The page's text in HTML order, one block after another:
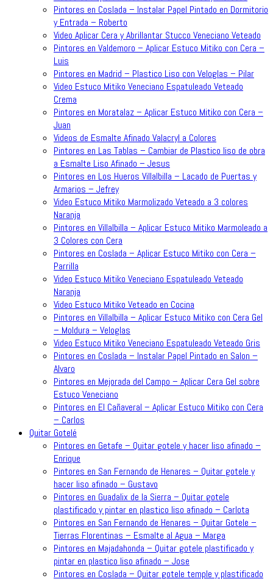
Pintores en Coslada – Instalar Papel Pintado en Dormitorio
y Entrada – Roberto
Video Aplicar Cera y Abrillantar Stucco Veneciano Veteado
Pintores en Valdemoro – Aplicar Estuco Mitiko con Cera –
Luis
Pintores en Madrid – Plastico Liso con Veloglas – Pilar
Video Estuco Mitiko Veneciano Espatuleado Veteado
Crema
Pintores en Moratalaz – Aplicar Estuco Mitiko con Cera –
Juan
Videos de Esmalte Afinado Valacryl a Colores
Pintores en Las Tablas – Cambiar de Plastico liso de obra
a Esmalte Liso Afinado – Jesus
Pintores en Los Hueros Villalbilla – Lacado de Puertas y
Armarios – Jefrey
Video Estuco Mitiko Marmolizado Veteado a 3 colores
Naranja
Pintores en Villalbilla – Aplicar Estuco Mitiko Marmoleado a
3 Colores con Cera
Pintores en Coslada – Aplicar Estuco Mitiko con Cera –
Parrilla
Video Estuco Mitiko Veneciano Espatuleado Veteado
Naranja
Video Estuco Mitiko Veteado en Cocina
Pintores en Villalbilla – Aplicar Estuco Mitiko con Cera Gel
– Moldura – Veloglas
Video Estuco Mitiko Veneciano Espatuleado Veteado Gris
Pintores en Coslada – Instalar Papel Pintado en Salon –
Alvaro
Pintores en Mejorada del Campo – Aplicar Cera Gel sobre
Estuco Veneciano
Pintores en El Cañaveral – Aplicar Estuco Mitiko con Cera
– Carlos
Quitar Gotelé
Pintores en Getafe – Quitar gotele y hacer liso afinado –
Enrique
Pintores en San Fernando de Henares – Quitar gotele y
hacer liso afinado – Gustavo
Pintores en Guadalix de la Sierra – Quitar gotele
plastificado y pintar en plastico liso afinado – Carlota
Pintores en San Fernando de Henares – Quitar Gotele –
Tierras Florentinas – Esmalte al Agua – Marga
Pintores en Majadahonda – Quitar gotele plastificado y
pintar en plastico liso afinado – Jose
Pintores en Coslada – Quitar gotele temple y plastificado